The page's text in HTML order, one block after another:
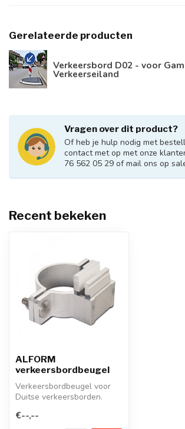
Gerelateerde producten
Verkeersbord D02 - voor
Verkeerseiland
Vragen over dit product?
Of heb je hulp nodig met
contact met op met onze
76 562 05 29 of mail ons op
Recent bekeken
ALFORM
verkeersbordbeugel
Verkeersbordbeugel voor
Duitse verkeersborden.
€--,--